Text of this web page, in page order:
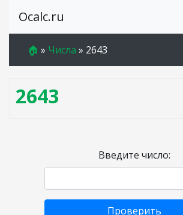
Ocalc.ru
🏠 » Числа » 2643
2643
Введите число:
Проверить